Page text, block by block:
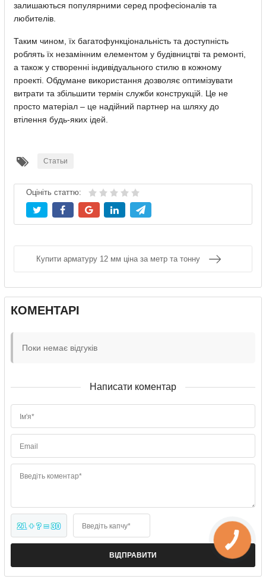
залишаються популярними серед професіоналів та
любителів.
Таким чином, їх багатофункціональність та доступність
роблять їх незамінним елементом у будівництві та ремонті,
а також у створенні індивідуального стилю в кожному
проекті. Обдумане використання дозволяє оптимізувати
витрати та збільшити термін служби конструкцій. Це не
просто матеріал – це надійний партнер на шляху до
втілення будь-яких ідей.
Статьи
Оцініть статтю:
Купити арматуру 12 мм ціна за метр та тонну
КОМЕНТАРІ
Поки немає відгуків
Написати коментар
Ім'я*
Email
Введіть коментар*
21 + ? = 30 Введіть капчу*
ВІДПРАВИТИ